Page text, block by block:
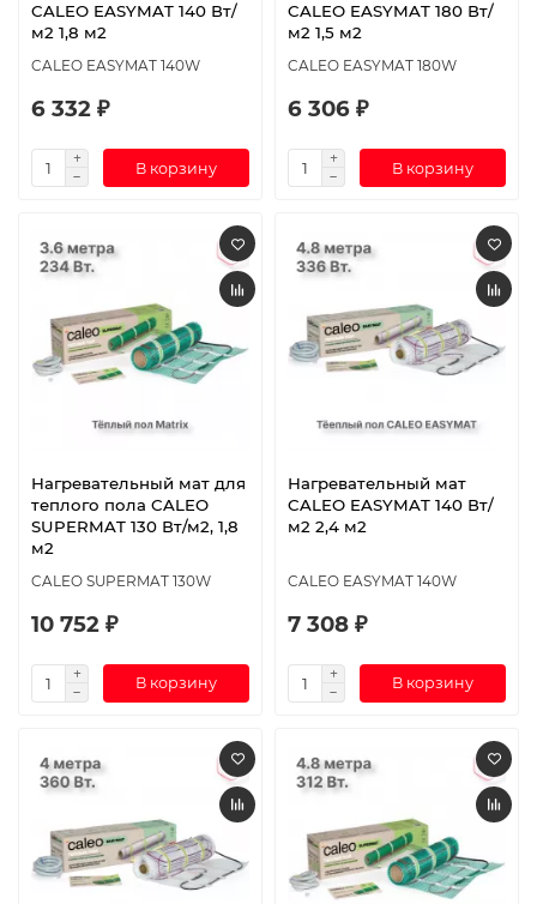
CALEO EASYMAT 140 Вт/
м2 1,8 м2
CALEO EASYMAT 140W
6 332 ₽
В корзину
CALEO EASYMAT 180 Вт/
м2 1,5 м2
CALEO EASYMAT 180W
6 306 ₽
В корзину
Нагревательный мат для
теплого пола CALEO
SUPERMAT 130 Вт/м2, 1,8
м2
CALEO SUPERMAT 130W
10 752 ₽
В корзину
Нагревательный мат
CALEO EASYMAT 140 Вт/
м2 2,4 м2
CALEO EASYMAT 140W
7 308 ₽
В корзину